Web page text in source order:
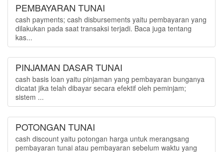
PEMBAYARAN TUNAI
cash payments; cash disbursements yaitu pembayaran yang
dilakukan pada saat transaksi terjadi. Baca juga tentang
kas...
PINJAMAN DASAR TUNAI
cash basis loan yaitu pinjaman yang pembayaran bunganya
dicatat jika telah dibayar secara efektif oleh peminjam;
sistem ...
POTONGAN TUNAI
cash discount yaitu potongan harga untuk merangsang
pembayaran tunai atau pembayaran sebelum waktu yang